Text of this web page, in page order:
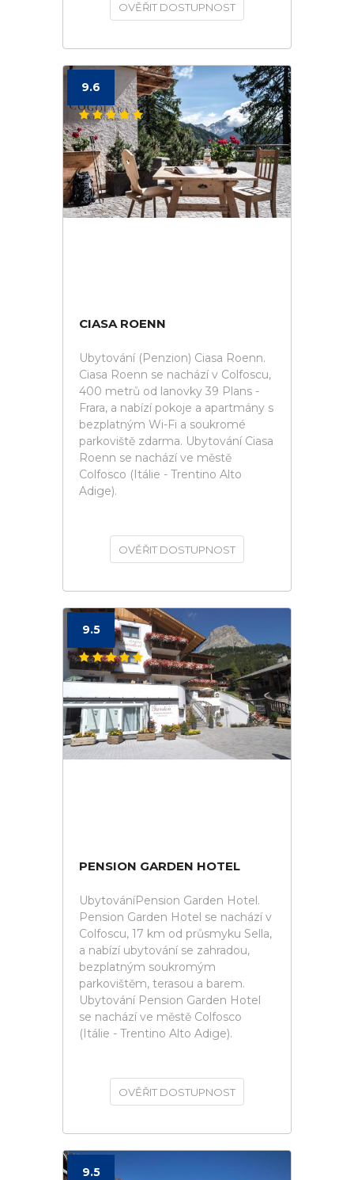
OVĚŘIT DOSTUPNOST
9.6
CIASA ROENN
Ubytování (Penzion) Ciasa Roenn.
Ciasa Roenn se nachází v Colfoscu,
400 metrů od lanovky 39 Plans -
Frara, a nabízí pokoje a apartmány s
bezplatným Wi-Fi a soukromé
parkoviště zdarma. Ubytování Ciasa
Roenn se nachází ve městě
Colfosco (Itálie - Trentino Alto
Adige).
OVĚŘIT DOSTUPNOST
9.5
PENSION GARDEN HOTEL
UbytováníPension Garden Hotel.
Pension Garden Hotel se nachází v
Colfoscu, 17 km od průsmyku Sella,
a nabízí ubytování se zahradou,
bezplatným soukromým
parkovištěm, terasou a barem.
Ubytování Pension Garden Hotel
se nachází ve městě Colfosco
(Itálie - Trentino Alto Adige).
OVĚŘIT DOSTUPNOST
9.5